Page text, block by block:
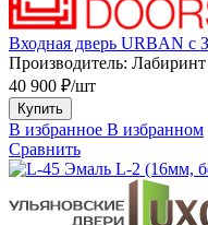
Входная дверь URBAN с
Производитель: Лабиринт
40 900 ₽/шт
Купить
В избранное В избранном
Сравнить